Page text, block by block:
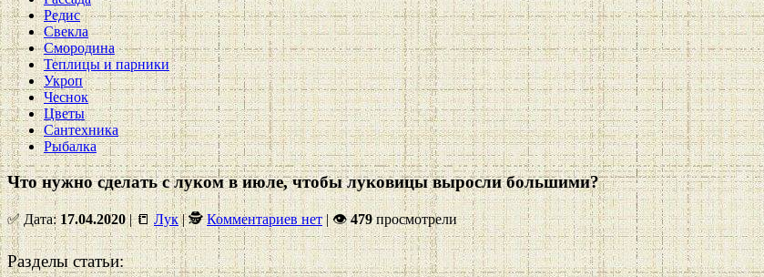
Редис
Свекла
Смородина
Теплицы и парники
Укроп
Чеснок
Цветы
Сантехника
Рыбалка
Что нужно сделать с луком в июле, чтобы луковицы выросли большими?
✅ Дата:17.04.2020| 📒Лук| 🕵Комментариев нет|👁479просмотрели
Разделы статьи: